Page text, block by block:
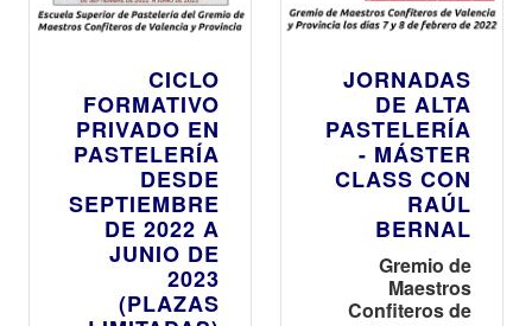
CICLO
FORMATIVO
PRIVADO EN
PASTELERÍA
DESDE
SEPTIEMBRE
DE 2022 A
JUNIO DE
2023
(PLAZAS
JORNADAS
DE ALTA
PASTELERÍA
- MÁSTER
CLASS CON
RAÚL
BERNAL
Gremio de
Maestros
Confiteros de